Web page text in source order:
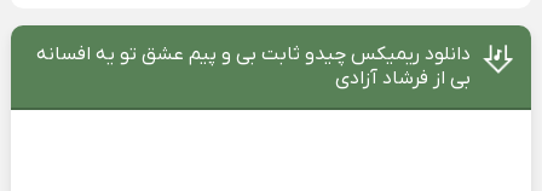
دانلود ریمیکس چیدو ثابت بی و پیم عشق تو یه افسانه
بی از فرشاد آزادی